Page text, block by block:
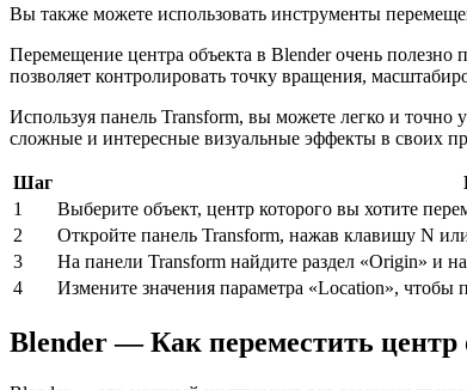
Вы также можете использовать инструменты
Перемещение центра объекта в Blender очень
позволяет контролировать точку вращения,
Используя панель Transform, вы можете легко и точно
сложные и интересные визуальные эффекты в своих
Шаг
1
Выберите объект, центр которого вы хотите
2
Откройте панель Transform, нажав клавишу N
3
На панели Transform найдите раздел «Origin» и
4
Измените значения параметра «Location», чтобы
Blender — Как переместить центр